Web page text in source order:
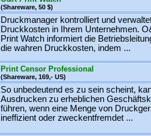
(Shareware, 50 $)
Druckmanager kontrolliert und
Druckkosten in Ihrem Unternehmen.
Print Watch informiert die
die wahren Druckkosten, indem ...
Print Censor Professional
(Shareware, 169,- US)
So unbedeutend es zu sein scheint,
Ausdrucken zu erheblichen
führen, wenn eine Menge von
ineffizient oder zweckentfremdet ...